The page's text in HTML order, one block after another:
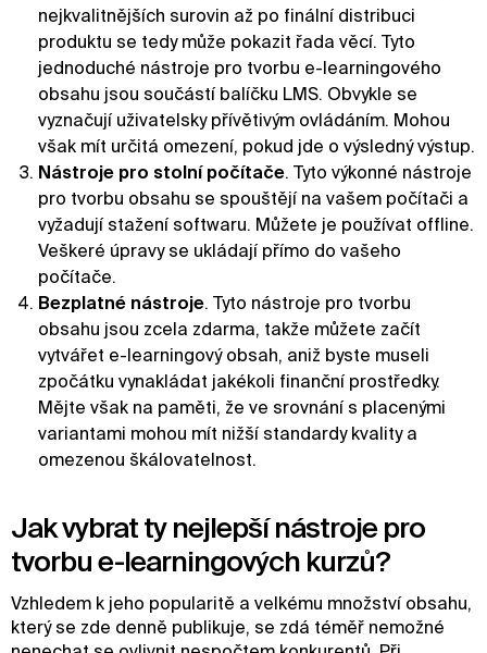
nejkvalitnějších surovin až po finální distribuci
produktu se tedy může pokazit řada věcí. Tyto
jednoduché nástroje pro tvorbu e-learningového
obsahu jsou součástí balíčku LMS. Obvykle se
vyznačují uživatelsky přívětivým ovládáním. Mohou
však mít určitá omezení, pokud jde o výsledný výstup.
Nástroje pro stolní počítače. Tyto výkonné nástroje
pro tvorbu obsahu se spouštějí na vašem počítači a
vyžadují stažení softwaru. Můžete je používat offline.
Veškeré úpravy se ukládají přímo do vašeho
počítače.
Bezplatné nástroje. Tyto nástroje pro tvorbu
obsahu jsou zcela zdarma, takže můžete začít
vytvářet e-learningový obsah, aniž byste museli
zpočátku vynakládat jakékoli finanční prostředky.
Mějte však na paměti, že ve srovnání s placenými
variantami mohou mít nižší standardy kvality a
omezenou škálovatelnost.
Jak vybrat ty nejlepší nástroje pro
tvorbu e-learningových kurzů?
Vzhledem k jeho popularitě a velkému množství obsahu,
který se zde denně publikuje, se zdá téměř nemožné